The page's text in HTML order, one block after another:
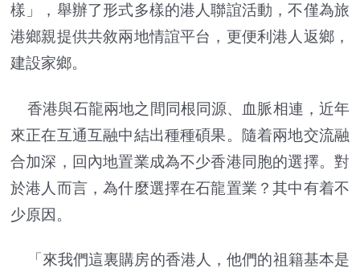
樣」，舉辦了形式多樣的港人聯誼活動，不僅為旅
港鄉親提供共敘兩地情誼平台，更便利港人返鄉，
建設家鄉。
香港與石龍兩地之間同根同源、血脈相連，近年
來正在互通互融中結出種種碩果。隨着兩地交流融
合加深，回內地置業成為不少香港同胞的選擇。對
於港人而言，為什麼選擇在石龍置業？其中有着不
少原因。
「來我們這裏購房的香港人，他們的祖籍基本是